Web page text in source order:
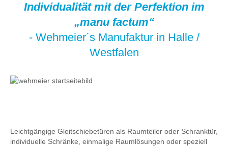
Individualität mit der Perfektion im
„manu factum“
- Wehmeier´s Manufaktur in Halle /
Westfalen
Leichtgängige Gleitschiebetüren als Raumteiler oder Schranktür,
individuelle Schränke, einmalige Raumlösungen oder speziell